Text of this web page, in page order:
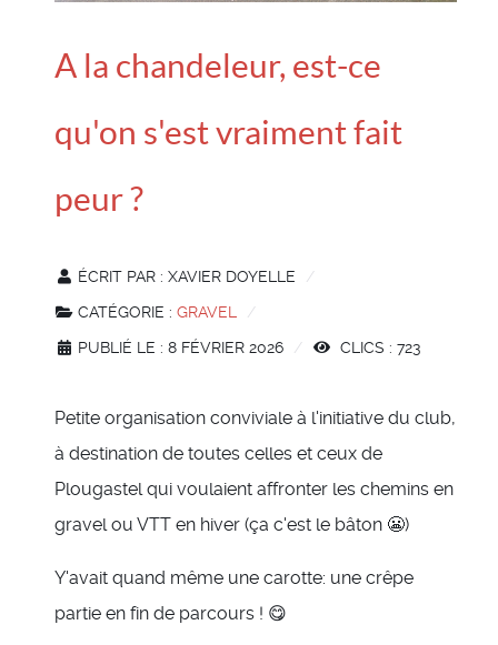
A la chandeleur, est-ce
qu'on s'est vraiment fait
peur ?
ÉCRIT PAR : XAVIER DOYELLE
CATÉGORIE : GRAVEL
PUBLIÉ LE : 8 FÉVRIER 2026
CLICS : 723
Petite organisation conviviale à l'initiative du club,
à destination de toutes celles et ceux de
Plougastel qui voulaient affronter les chemins en
gravel ou VTT en hiver (ça c'est le bâton 😬)
Y'avait quand même une carotte: une crêpe
partie en fin de parcours ! 😋